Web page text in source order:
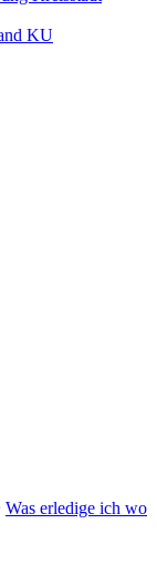
KU
Was erledige ich wo